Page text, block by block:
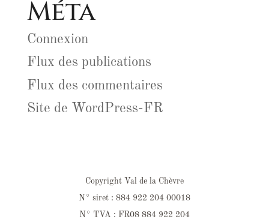
Méta
Connexion
Flux des publications
Flux des commentaires
Site de WordPress-FR
Copyright Val de la Chèvre
N° siret : 884 922 204 00018
N° TVA : FR08 884 922 204